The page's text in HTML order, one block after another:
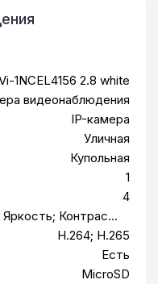
1NCEL4156 2.8 white
видеонаблюдения
IP-камера
Уличная
Купольная
1
4
Яркость; Контраст;
Оттенок;
Баланс Белого;
Стиль изображения
H.264; H.265
Есть
MicroSD